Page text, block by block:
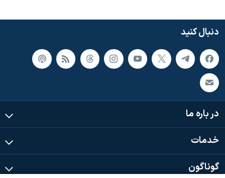
دنبال کنید
در باره ما
خدمات
گوناگون